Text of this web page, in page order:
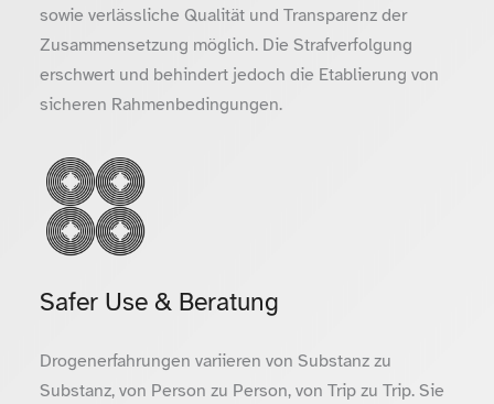
sowie verlässliche Qualität und Transparenz der
Zusammensetzung möglich. Die Strafverfolgung
erschwert und behindert jedoch die Etablierung von
sicheren Rahmenbedingungen.
Safer Use & Beratung
Drogenerfahrungen variieren von Substanz zu
Substanz, von Person zu Person, von Trip zu Trip. Sie